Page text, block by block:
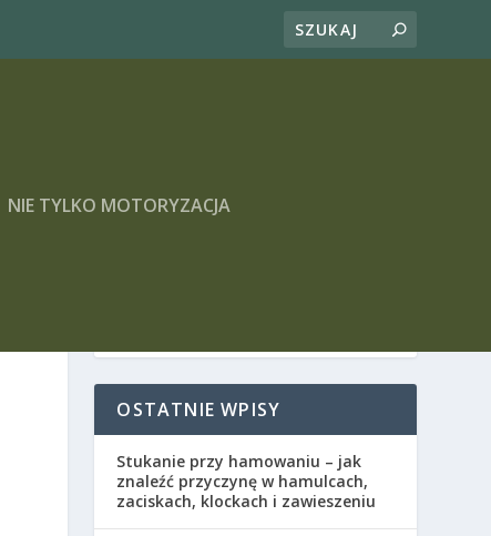
NIE TYLKO MOTORYZACJA
OSTATNIE WPISY
Stukanie przy hamowaniu – jak
znaleźć przyczynę w hamulcach,
zaciskach, klockach i zawieszeniu